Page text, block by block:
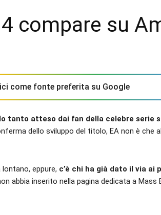
compare su
come fonte preferita su Google
tanto atteso dai fan della celebre serie
dello sviluppo del titolo, EA non è
lontano, eppure, c’è chi ha già dato il via ai
abbia inserito nella pagina dedicata a